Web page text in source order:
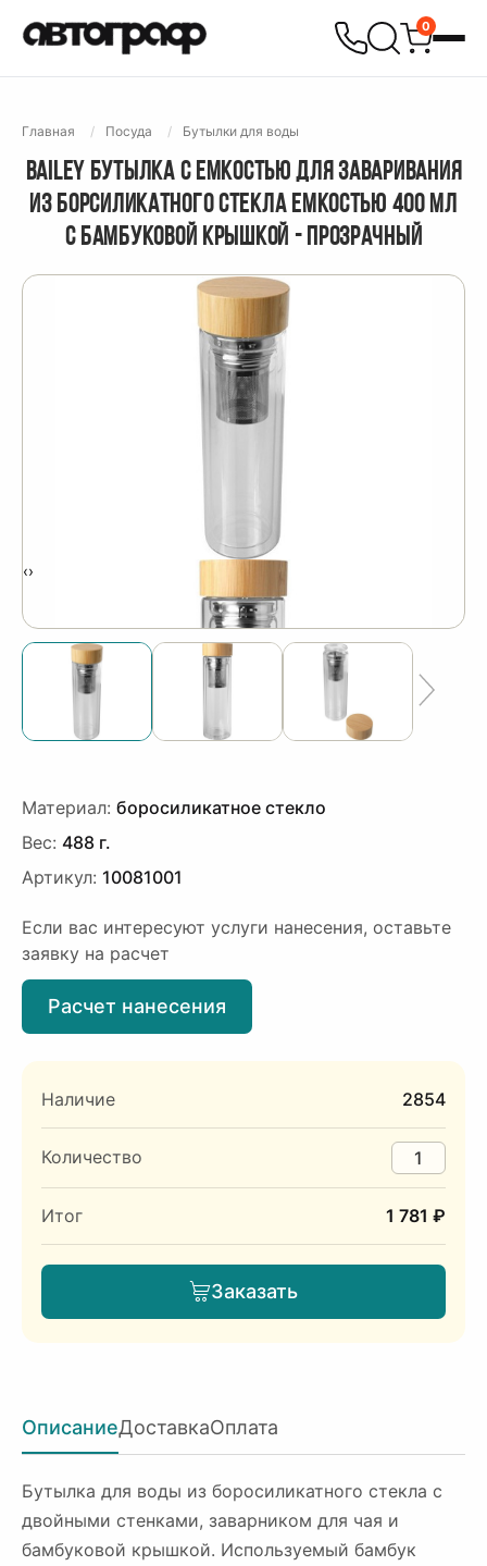
0
Главная Посуда Бутылки для воды
BAILEY БУТЫЛКА С ЕМКОСТЬЮ ДЛЯ ЗАВАРИВАНИЯ
ИЗ БОРСИЛИКАТНОГО СТЕКЛА ЕМКОСТЬЮ 400 МЛ
С БАМБУКОВОЙ КРЫШКОЙ - ПРОЗРАЧНЫЙ
‹›
Материал: боросиликатное стекло
Вес: 488 г.
Артикул: 10081001
Если вас интересуют услуги нанесения, оставьте
заявку на расчет
Расчет нанесения
Наличие 2854
Количество
Итог 1 781 ₽
Заказать
ОписаниеДоставкаОплата
Бутылка для воды из боросиликатного стекла с
двойными стенками, заварником для чая и
бамбуковой крышкой. Используемый бамбук